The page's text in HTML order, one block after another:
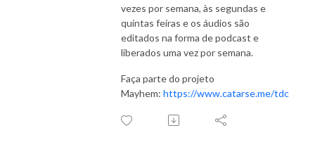
vezes por semana, às segundas e
quintas feiras e os áudios são
editados na forma de podcast e
liberados uma vez por semana.
Faça parte do projeto
Mayhem: https://www.catarse.me/tdc